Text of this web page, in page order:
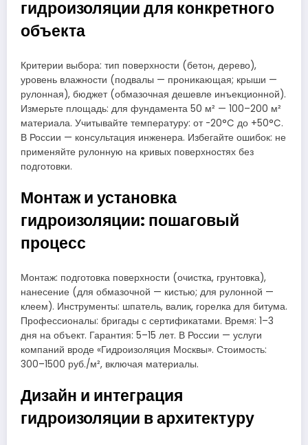
гидроизоляции для конкретного
объекта
Критерии выбора: тип поверхности (бетон, дерево),
уровень влажности (подвалы — проникающая; крыши —
рулонная), бюджет (обмазочная дешевле инъекционной).
Измерьте площадь: для фундамента 50 м² — 100–200 м²
материала. Учитывайте температуру: от -20°C до +50°C.
В России — консультация инженера. Избегайте ошибок: не
применяйте рулонную на кривых поверхностях без
подготовки.
Монтаж и установка
гидроизоляции: пошаговый
процесс
Монтаж: подготовка поверхности (очистка, грунтовка),
нанесение (для обмазочной — кистью; для рулонной —
клеем). Инструменты: шпатель, валик, горелка для битума.
Профессионалы: бригады с сертификатами. Время: 1–3
дня на объект. Гарантия: 5–15 лет. В России — услуги
компаний вроде «Гидроизоляция Москвы». Стоимость:
300–1500 руб./м², включая материалы.
Дизайн и интеграция
гидроизоляции в архитектуру